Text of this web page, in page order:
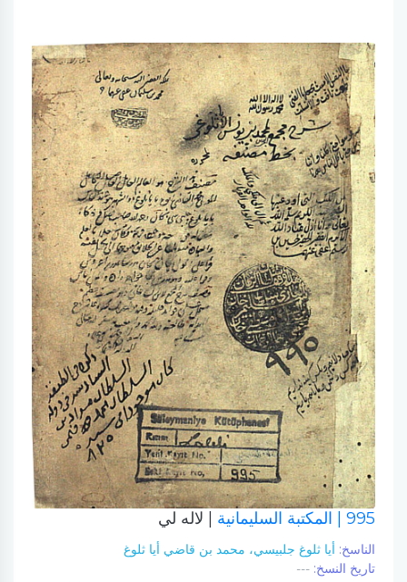
995 | المكتبة السليمانية | لاله لي
الناسخ: أيا ثلوغ جلبيسي، محمد بن قاضي أيا ثلوغ
تاريخ النسخ: ---